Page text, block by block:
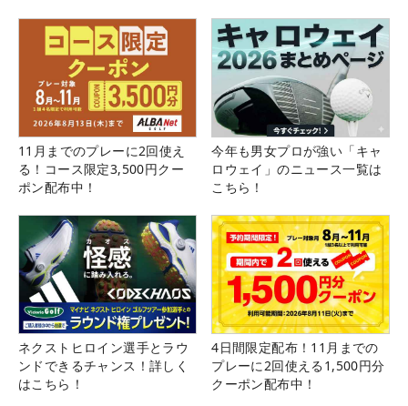
11月までのプレーに2回使え
る！コース限定3,500円クー
ポン配布中！
今年も男女プロが強い「キャ
ロウェイ」のニュース一覧は
こちら！
ネクストヒロイン選手とラウ
ンドできるチャンス！詳しく
はこちら！
4日間限定配布！11月までの
プレーに2回使える1,500円分
クーポン配布中！